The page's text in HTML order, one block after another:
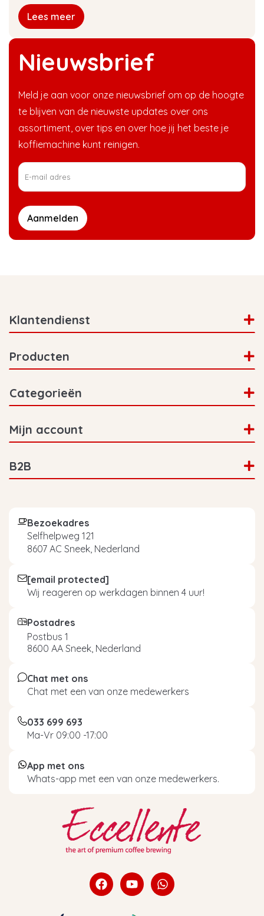
Nieuwsbrief
Meld je aan voor onze nieuwsbrief om op de hoogte
te blijven van de nieuwste updates over ons
assortiment, over tips en over hoe jij het beste je
koffiemachine kunt reinigen.
Aanmelden
Lees meer
Klantendienst
Producten
Categorieën
Mijn account
B2B
Bezoekadres
Selfhelpweg 121
8607 AC Sneek, Nederland
[email protected]
Wij reageren op werkdagen binnen 4 uur!
Postadres
Postbus 1
8600 AA Sneek, Nederland
Chat met ons
Chat met een van onze medewerkers
033 699 693
Ma-Vr 09:00 -17:00
App met ons
Whats-app met een van onze medewerkers.